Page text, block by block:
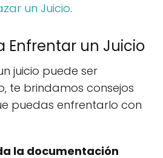
un Juicio.
Enfrentar un Juicio
juicio puede ser
te brindamos consejos
puedas enfrentarlo con
la documentación